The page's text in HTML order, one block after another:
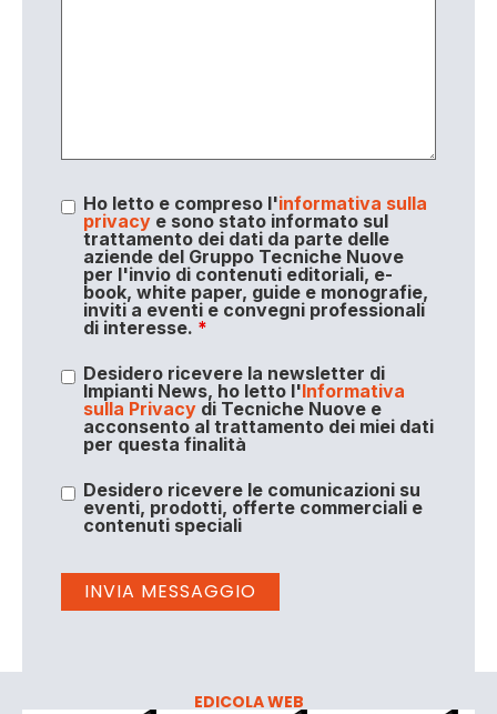
Ho letto e compreso l'informativa sulla
privacye sono stato informato sul
trattamento dei dati da parte delle
aziende del Gruppo Tecniche Nuove
per l'invio di contenuti editoriali, e-
book, white paper, guide e monografie,
inviti a eventi e convegni professionali
di interesse. *
Desidero ricevere la newsletter di
Impianti News, ho letto l'Informativa
sulla Privacydi Tecniche Nuove e
acconsento al trattamento dei miei dati
per questa finalità
Desidero ricevere le comunicazioni su
eventi, prodotti, offerte commerciali e
contenuti speciali
EDICOLA WEB